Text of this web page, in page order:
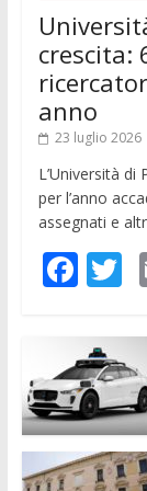
crescita:
anno
23 luglio 2026
L’Università
per l’anno
assegnati e
F
e
b
o
o
k
T